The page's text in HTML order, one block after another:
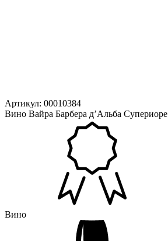
Артикул: 00010384
Вино Вайра Барбера д’Альба Супериоре
Вино